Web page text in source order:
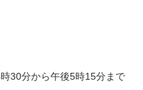
30分から午後5時15分まで